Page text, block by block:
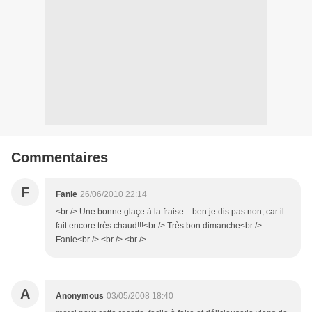
Commentaires
F Fanie 26/06/2010 22:14
<br /> Une bonne glaçe à la fraise... ben je dis pas non, car il
fait encore très chaud!!!<br /> Très bon dimanche<br />
Fanie<br /> <br /> <br />
A Anonymous 03/05/2008 18:40